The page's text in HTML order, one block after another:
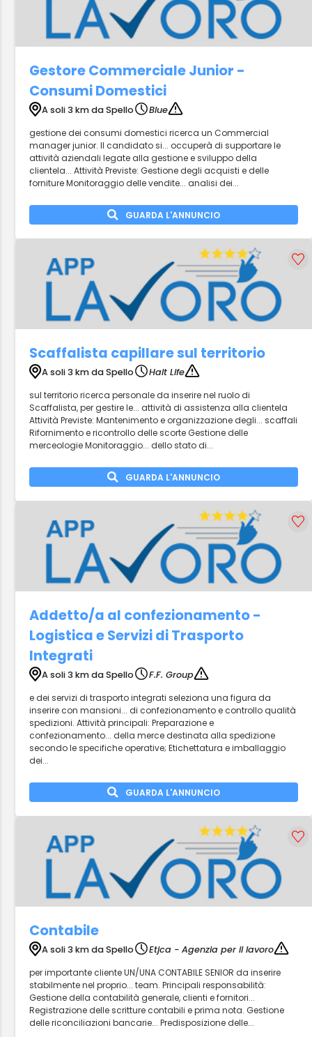
Gestore Commerciale Junior -
Consumi Domestici
A soli 3 km da Spello
Blue
gestione dei consumi domestici ricerca un Commercial
manager junior. Il candidato si... occuperà di supportare le
attività aziendali legate alla gestione e sviluppo della
clientela... Attività Previste: Gestione degli acquisti e delle
forniture Monitoraggio delle vendite... analisi dei...
GUARDA L'ANNUNCIO
Scaffalista capillare sul territorio
A soli 3 km da Spello
Halt Life
sul territorio ricerca personale da inserire nel ruolo di
Scaffalista, per gestire le... attività di assistenza alla clientela
Attività Previste: Mantenimento e organizzazione degli... scaffali
Rifornimento e ricontrollo delle scorte Gestione delle
merceologie Monitoraggio... dello stato di...
GUARDA L'ANNUNCIO
Addetto/a al confezionamento -
Logistica e Servizi di Trasporto
Integrati
A soli 3 km da Spello
F.F. Group
e dei servizi di trasporto integrati seleziona una figura da
inserire con mansioni... di confezionamento e controllo qualità
spedizioni. Attività principali: Preparazione e
confezionamento... della merce destinata alla spedizione
secondo le specifiche operative; Etichettatura e imballaggio
dei...
GUARDA L'ANNUNCIO
Contabile
A soli 3 km da Spello
Etjca - Agenzia per il lavoro
per importante cliente UN/UNA CONTABILE SENIOR da inserire
stabilmente nel proprio... team. Principali responsabilità:
Gestione della contabilità generale, clienti e fornitori...
Registrazione delle scritture contabili e prima nota. Gestione
delle riconciliazioni bancarie... Predisposizione delle...